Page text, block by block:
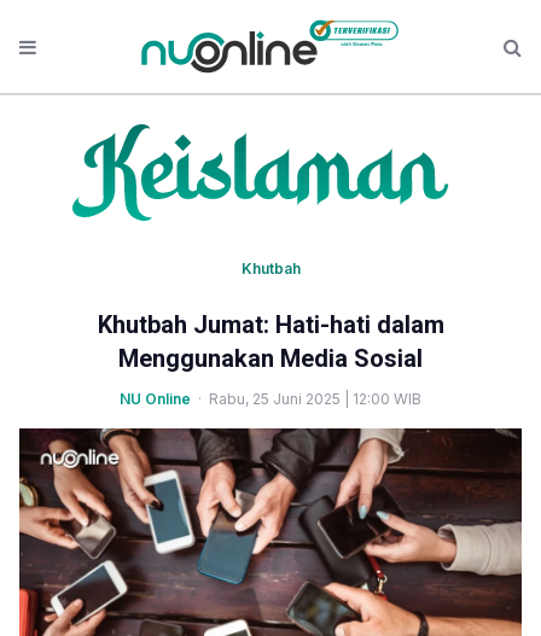
Khutbah
Khutbah Jumat: Hati-hati dalam
Menggunakan Media Sosial
NU Online · Rabu, 25 Juni 2025 | 12:00 WIB